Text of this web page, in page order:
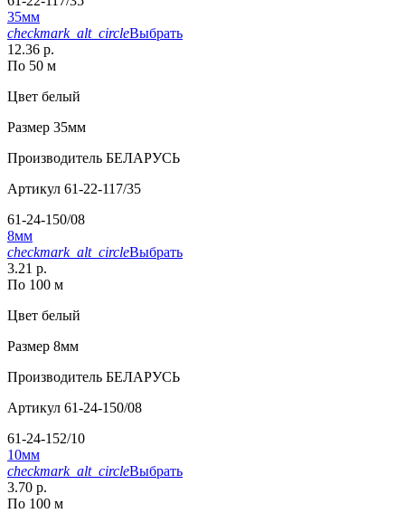
35мм
checkmark_alt_circleВыбрать
12.36 р.
По 50 м
Цвет белый
Размер 35мм
Производитель БЕЛАРУСЬ
Артикул 61-22-117/35
61-24-150/08
8мм
checkmark_alt_circleВыбрать
3.21 р.
По 100 м
Цвет белый
Размер 8мм
Производитель БЕЛАРУСЬ
Артикул 61-24-150/08
61-24-152/10
10мм
checkmark_alt_circleВыбрать
3.70 р.
По 100 м